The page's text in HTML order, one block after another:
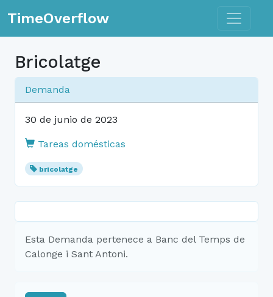
TimeOverflow Toggle
Bricolatge
Demanda
30 de junio de 2023
Tareas domésticas
bricolatge
Esta Demanda pertenece a Banc del Temps de
Calonge i Sant Antoni.